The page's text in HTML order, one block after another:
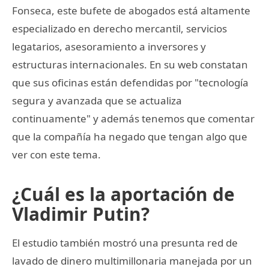
Fonseca, este bufete de abogados está altamente
especializado en derecho mercantil, servicios
legatarios, asesoramiento a inversores y
estructuras internacionales. En su web constatan
que sus oficinas están defendidas por "tecnología
segura y avanzada que se actualiza
continuamente" y además tenemos que comentar
que la compañía ha negado que tengan algo que
ver con este tema.
¿Cuál es la aportación de
Vladimir Putin?
El estudio también mostró una presunta red de
lavado de dinero multimillonaria manejada por un